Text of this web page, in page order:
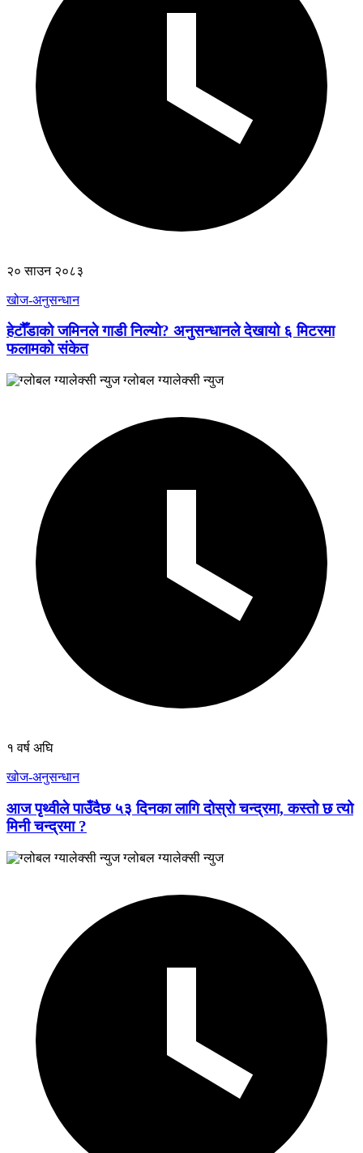
२० साउन २०८३
खोज-अनुसन्धान
हेटौँडाको जमिनले गाडी निल्यो? अनुसन्धानले देखायो ६ मिटरमा
फलामको संकेत
ग्लोबल ग्यालेक्सी न्युज
१ वर्ष अघि
खोज-अनुसन्धान
आज पृथ्वीले पाउँदैछ ५३ दिनका लागि दोस्रो चन्द्रमा, कस्तो छ त्यो
मिनी चन्द्रमा ?
ग्लोबल ग्यालेक्सी न्युज